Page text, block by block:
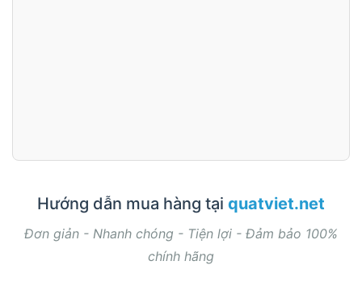
Hướng dẫn mua hàng tại quatviet.net
Đơn giản - Nhanh chóng - Tiện lợi - Đảm bảo 100%
chính hãng